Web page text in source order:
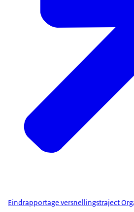
Eindrapportage versnellingstraject